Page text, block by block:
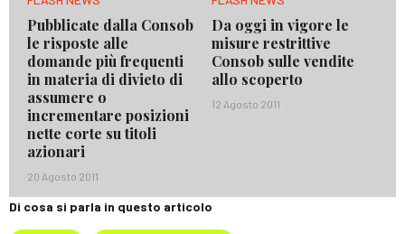
Pubblicate dalla Consob
le risposte alle
domande più frequenti
in materia di divieto di
assumere o
incrementare posizioni
nette corte su titoli
azionari
20 Agosto 2011
Da oggi in vigore le
misure restrittive
Consob sulle vendite
allo scoperto
12 Agosto 2011
Di cosa si parla in questo articolo